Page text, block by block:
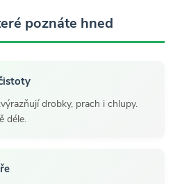
poznáte hned
drobky, prach i chlupy.
déle.